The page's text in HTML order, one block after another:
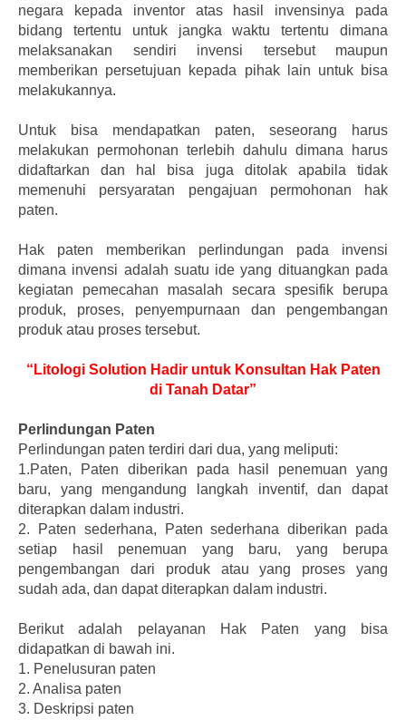
negara kepada inventor atas hasil invensinya pada
bidang tertentu untuk jangka waktu tertentu dimana
melaksanakan sendiri invensi tersebut maupun
memberikan persetujuan kepada pihak lain untuk bisa
melakukannya.
Untuk bisa mendapatkan paten, seseorang harus
melakukan permohonan terlebih dahulu dimana harus
didaftarkan dan hal bisa juga ditolak apabila tidak
memenuhi persyaratan pengajuan permohonan hak
paten.
Hak paten memberikan perlindungan pada invensi
dimana invensi adalah suatu ide yang dituangkan pada
kegiatan pemecahan masalah secara spesifik berupa
produk, proses, penyempurnaan dan pengembangan
produk atau proses tersebut.
“Litologi Solution Hadir untuk Konsultan Hak Paten
di Tanah Datar”
Perlindungan Paten
Perlindungan paten terdiri dari dua, yang meliputi:
1.Paten, Paten diberikan pada hasil penemuan yang
baru, yang mengandung langkah inventif, dan dapat
diterapkan dalam industri.
2. Paten sederhana, Paten sederhana diberikan pada
setiap hasil penemuan yang baru, yang berupa
pengembangan dari produk atau yang proses yang
sudah ada, dan dapat diterapkan dalam industri.
Berikut adalah pelayanan Hak Paten yang bisa
didapatkan di bawah ini.
1. Penelusuran paten
2. Analisa paten
3. Deskripsi paten